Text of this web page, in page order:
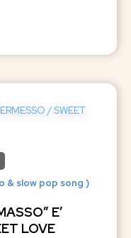
& slow pop song )
E’
LOVE